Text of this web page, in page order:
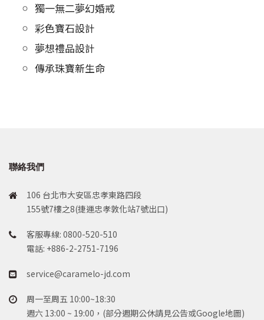
獨一無二夢幻婚戒
彩色寶石設計
夢想禮品設計
傳承珠寶新生命
聯絡我們
106 台北市大安區忠孝東路四段
155號7樓之8(捷運忠孝敦化站7號出口)
客服專線: 0800-520-510
電話: +886-2-2751-7196
service@caramelo-jd.com
周一至周五 10:00~18:30
週六 13:00 ~ 19:00，(部分週期公休請見公告或Google地圖)